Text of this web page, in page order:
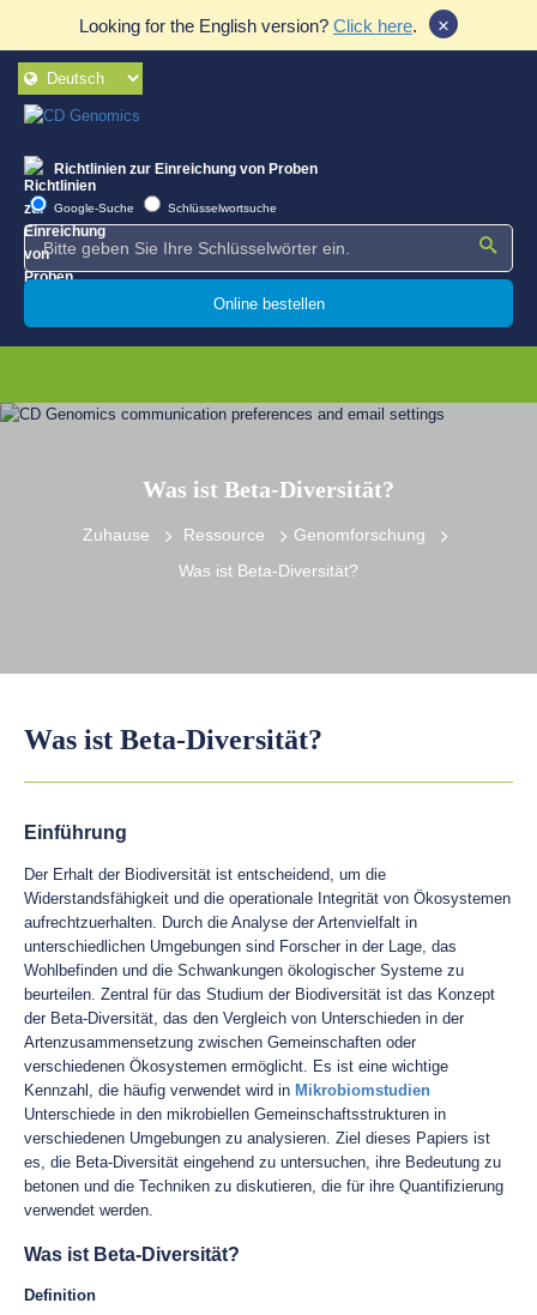
Looking for the English version? Click here. ×
Richtlinien zur Einreichung von Proben
Google-Suche Schlüsselwortsuche
Online bestellen
Was ist Beta-Diversität?
Zuhause Ressource
Genomforschung
Was ist Beta-Diversität?
Was ist Beta-Diversität?
Einführung
Der Erhalt der Biodiversität ist entscheidend, um die
Widerstandsfähigkeit und die operationale Integrität von Ökosystemen
aufrechtzuerhalten. Durch die Analyse der Artenvielfalt in
unterschiedlichen Umgebungen sind Forscher in der Lage, das
Wohlbefinden und die Schwankungen ökologischer Systeme zu
beurteilen. Zentral für das Studium der Biodiversität ist das Konzept
der Beta-Diversität, das den Vergleich von Unterschieden in der
Artenzusammensetzung zwischen Gemeinschaften oder
verschiedenen Ökosystemen ermöglicht. Es ist eine wichtige
Kennzahl, die häufig verwendet wird in Mikrobiomstudien
Unterschiede in den mikrobiellen Gemeinschaftsstrukturen in
verschiedenen Umgebungen zu analysieren. Ziel dieses Papiers ist
es, die Beta-Diversität eingehend zu untersuchen, ihre Bedeutung zu
betonen und die Techniken zu diskutieren, die für ihre Quantifizierung
verwendet werden.
Was ist Beta-Diversität?
Definition